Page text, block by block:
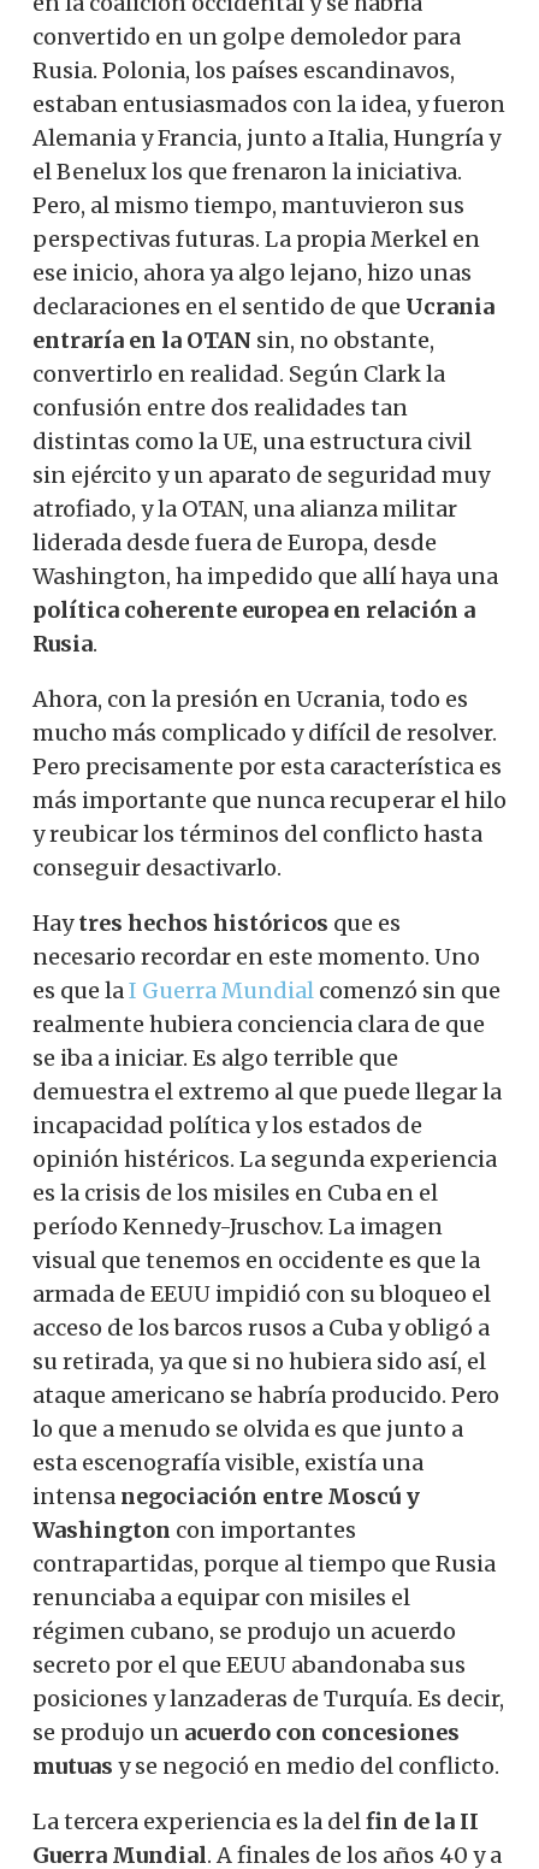
convertido en un golpe demoledor para
Rusia. Polonia, los países escandinavos,
estaban entusiasmados con la idea, y fueron
Alemania y Francia, junto a Italia, Hungría y
el Benelux los que frenaron la iniciativa.
Pero, al mismo tiempo, mantuvieron sus
perspectivas futuras. La propia Merkel en
ese inicio, ahora ya algo lejano, hizo unas
declaraciones en el sentido de que Ucrania
entraría en la OTAN sin, no obstante,
convertirlo en realidad. Según Clark la
confusión entre dos realidades tan
distintas como la UE, una estructura civil
sin ejército y un aparato de seguridad muy
atrofiado, y la OTAN, una alianza militar
liderada desde fuera de Europa, desde
Washington, ha impedido que allí haya una
política coherente europea en relación a
Rusia.
Ahora, con la presión en Ucrania, todo es
mucho más complicado y difícil de resolver.
Pero precisamente por esta característica es
más importante que nunca recuperar el hilo
y reubicar los términos del conflicto hasta
conseguir desactivarlo.
Haytres hechos históricos que es
necesario recordar en este momento. Uno
es que laI Guerra Mundial comenzó sin que
realmente hubiera conciencia clara de que
se iba a iniciar. Es algo terrible que
demuestra el extremo al que puede llegar la
incapacidad política y los estados de
opinión histéricos. La segunda experiencia
es la crisis de los misiles en Cuba en el
período Kennedy-Jruschov. La imagen
visual que tenemos en occidente es que la
armada de EEUU impidió con su bloqueo el
acceso de los barcos rusos a Cuba y obligó a
su retirada, ya que si no hubiera sido así, el
ataque americano se habría producido. Pero
lo que a menudo se olvida es que junto a
esta escenografía visible, existía una
intensa negociación entre Moscú y
Washington con importantes
contrapartidas, porque al tiempo que Rusia
renunciaba a equipar con misiles el
régimen cubano, se produjo un acuerdo
secreto por el que EEUU abandonaba sus
posiciones y lanzaderas de Turquía. Es decir,
se produjo un acuerdo con concesiones
mutuas y se negoció en medio del conflicto.
La tercera experiencia es la delfin de la II
Guerra Mundial. A finales de los años 40 y a